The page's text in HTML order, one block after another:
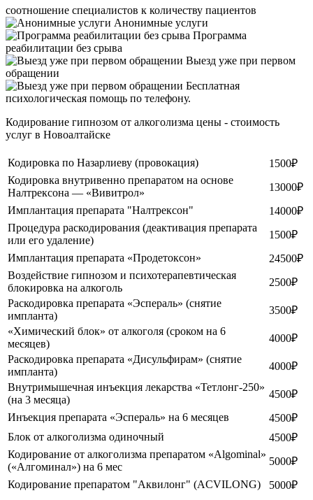
соотношение специалистов к количеству пациентов
Анонимные услуги
Программа
реабилитации без срыва
Выезд уже при первом
обращении
Бесплатная
психологическая помощь по телефону.
Кодирование гипнозом от алкоголизма цены - стоимость
услуг в Новоалтайске
Кодировка по Назарлиеву (провокация)
1500₽
Кодировка внутривенно препаратом на основе
Налтрексона — «Вивитрол»
13000₽
Имплантация препарата "Налтрексон"
14000₽
Процедура раскодирования (деактивация препарата
или его удаление)
1500₽
Имплантация препарата «Продетоксон»
24500₽
Воздействие гипнозом и психотерапевтическая
блокировка на алкоголь
2500₽
Раскодировка препарата «Эспераль» (снятие
импланта)
3500₽
«Химический блок» от алкоголя (сроком на 6
месяцев)
4000₽
Раскодировка препарата «Дисульфирам» (снятие
импланта)
4000₽
Внутримышечная инъекция лекарства «Тетлонг-250»
(на 3 месяца)
4500₽
Инъекция препарата «Эспераль» на 6 месяцев
4500₽
Блок от алкоголизма одиночный
4500₽
Кодирование от алкоголизма препаратом «Algominal»
(«Алгоминал») на 6 мес
5000₽
Кодирование препаратом "Аквилонг" (ACVILONG)
5000₽